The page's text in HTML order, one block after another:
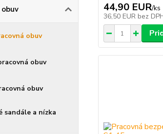
obuv
obuv
obuv
obuv
sandále a nízka
44,90 EUR/ks
36,50 EUR bez